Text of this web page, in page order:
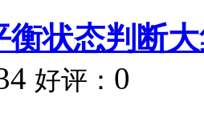
衡状态判断
好评： 0